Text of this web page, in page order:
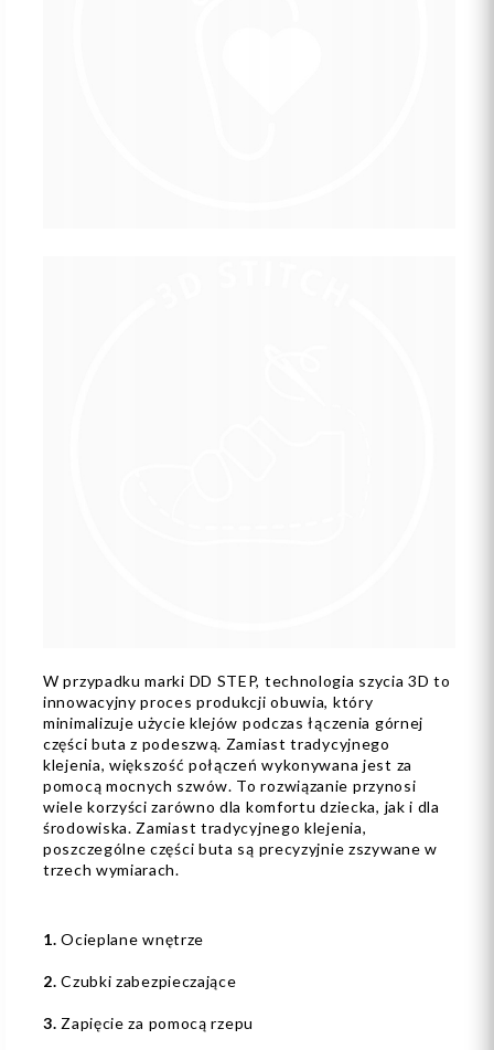
W przypadku marki DD STEP, technologia szycia 3D to
innowacyjny proces produkcji obuwia, który
minimalizuje użycie klejów podczas łączenia górnej
części buta z podeszwą. Zamiast tradycyjnego
klejenia, większość połączeń wykonywana jest za
pomocą mocnych szwów. To rozwiązanie przynosi
wiele korzyści zarówno dla komfortu dziecka, jak i dla
środowiska. Zamiast tradycyjnego klejenia,
poszczególne części buta są precyzyjnie zszywane w
trzech wymiarach.
1.Ocieplane wnętrze
2.Czubki zabezpieczające
3. Zapięcie za pomocą rzepu